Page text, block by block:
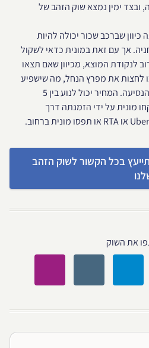
ובצד ימין נמצא שוק הזהב של
שברכב שכור יכולה להיות
אך עם זאת במונית כדאי לשקול
לנקודת המוצא, מכיוון שאם תצאו
לחצות את מפרץ הנחל, מה שישפיע
משמעותית על עלות הנסיעה. המחיר יכול לנוע בין 5
קחו מונית על ידי הזמנתה דרך
בכל הקשור לשוק הזהב
את השוק